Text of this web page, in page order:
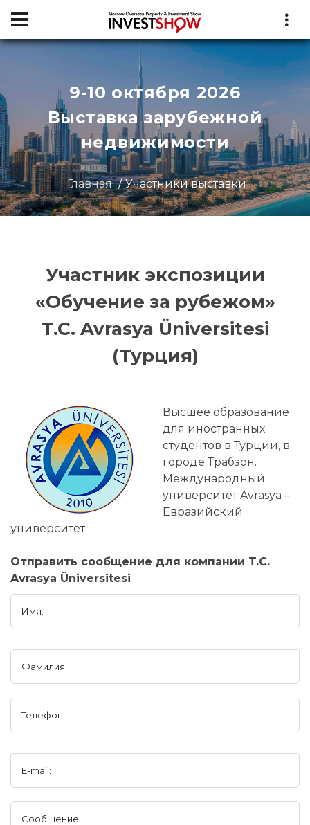
9-10 октября 2026
Выставка зарубежной
недвижимости
Главная Участники выставки
Участник экспозиции
«Обучение за рубежом»
T.C. Avrasya Üniversitesi
(Турция)
Высшее образование
для иностранных
студентов в Турции, в
городе Трабзон.
Международный
университет Avrasya –
Евразийский
университет.
Отправить сообщение для компании T.C.
Avrasya Üniversitesi
Имя:
Фамилия:
Телефон:
E-mail:
Сообщение: